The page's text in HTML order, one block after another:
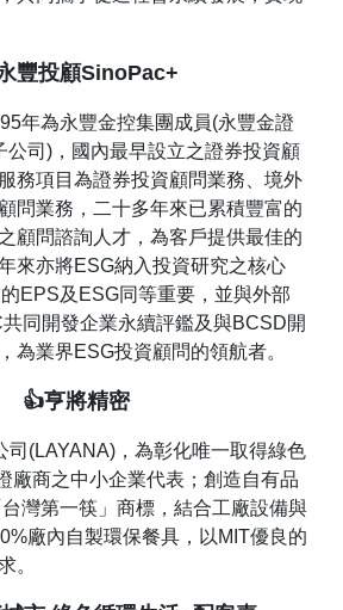
豐投顧SinoPac+
年為永豐金控集團成員(永豐金證
公司)，國內最早設立之證券投資顧
務項目為證券投資顧問業務、境外
問業務，二十多年來已累積豐富的
顧問諮詢人才，為客戶提供最佳的
來亦將ESG納入投資研究之核心
EPS及ESG同等重要，並與外部
同開發企業永續評鑑及與BCSD開
為業界ESG投資顧問的領航者。
👍亨將精密
司(LAYANA)，為彰化唯一取得綠色
廠商之中小企業代表；創造自有品
灣第一筷」商標，結合工廠設備與
廠內自製環保餐具，以MIT優良的
。